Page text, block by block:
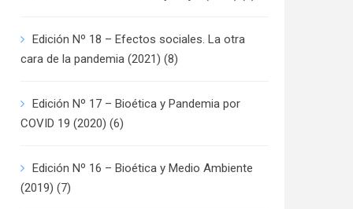
Edición Nº 18 – Efectos sociales. La otra
cara de la pandemia (2021) (8)
Edición Nº 17 – Bioética y Pandemia por
COVID 19 (2020) (6)
Edición Nº 16 – Bioética y Medio Ambiente
(2019) (7)